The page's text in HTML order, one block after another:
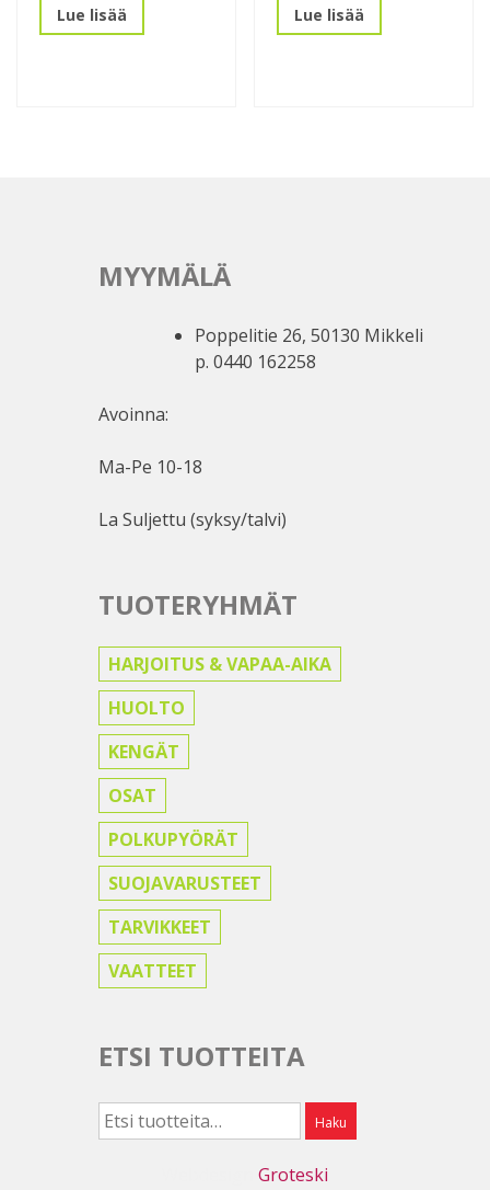
Lue lisää Lue lisää
MYYMÄLÄ
Poppelitie 26, 50130 Mikkeli
p. 0440 162258
Avoinna:
Ma-Pe 10-18
La Suljettu (syksy/talvi)
TUOTERYHMÄT
HARJOITUS & VAPAA-AIKA
HUOLTO
KENGÄT
OSAT
POLKUPYÖRÄT
SUOJAVARUSTEET
TARVIKKEET
VAATTEET
ETSI TUOTTEITA
Etsi: Haku
Groteski